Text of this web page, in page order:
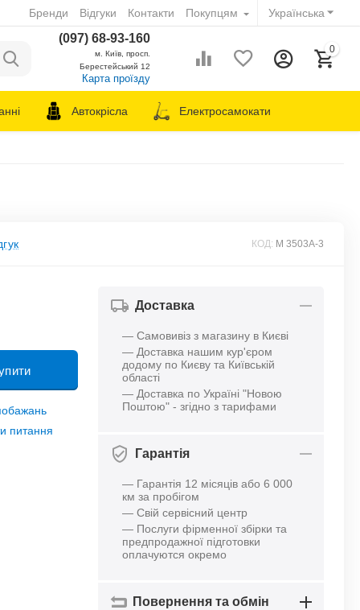
Українська
Бренди Відгуки Контакти Покупцям
(097) 68-93-160
м. Київ, просп.
Берестейський 12
Карта проїзду
0
Автокрісла Електросамокати
КОД: M 3503A-3
питання
Доставка
— Самовивіз з магазину в Києві
— Доставка нашим кур'єром
додому по Києву та Київській
області
— Доставка по Україні "Новою
Поштою" - згідно з тарифами
Гарантія
— Гарантія 12 місяців або 6 000
км за пробігом
— Свій сервісний центр
— Послуги фірменної збірки та
предпродажної підготовки
оплачуются окремо
Повернення та обмін